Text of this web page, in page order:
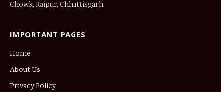
Chowk, Raipur, Chhattisgarh
IMPORTANT PAGES
Home
About Us
Privacy Policy